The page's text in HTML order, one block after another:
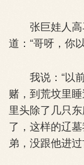
张巨娃人高
道：“哥呀，你
我说：“以前
赌，到荒坟里
里头除了几只
了，这样的辽
弟，没跟他进